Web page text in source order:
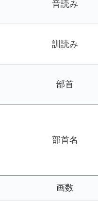
音読み
訓読み
部首
部首名
画数